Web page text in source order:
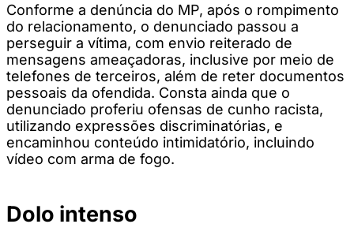
Conforme a denúncia do MP, após o rompimento
do relacionamento, o denunciado passou a
perseguir a vítima, com envio reiterado de
mensagens ameaçadoras, inclusive por meio de
telefones de terceiros, além de reter documentos
pessoais da ofendida. Consta ainda que o
denunciado proferiu ofensas de cunho racista,
utilizando expressões discriminatórias, e
encaminhou conteúdo intimidatório, incluindo
vídeo com arma de fogo.
Dolo intenso